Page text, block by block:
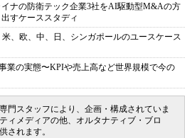
ナの防衛テック企業3社をAI駆動型M&Aの方
すケーススタディ
、欧、中、日、シンガポールのユースケース
業の実態〜KPIや売上高など世界規模で今の
門スタッフにより、企画・構成されていま
ィメディアの他、オルタナティブ・ブロ
されます。